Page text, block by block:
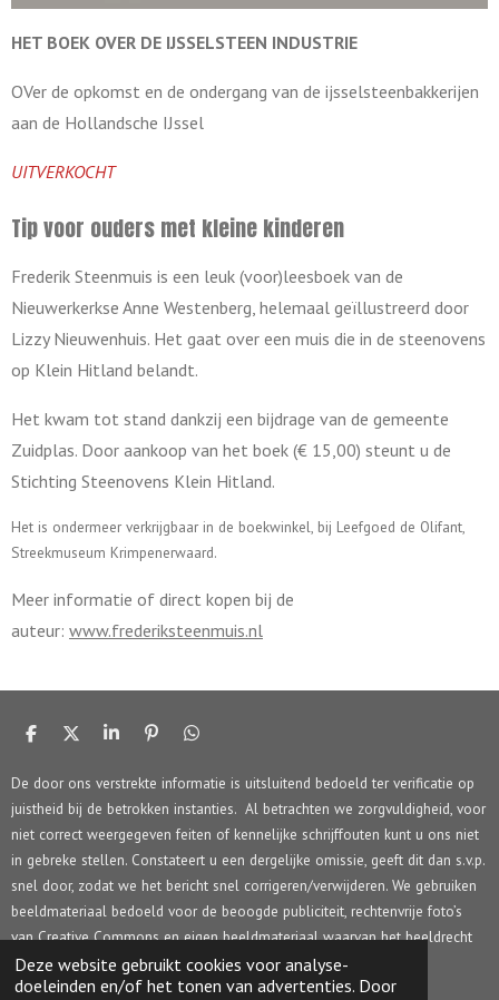
Deze website gebruikt cookies voor analyse-
doeleinden en/of het tonen van advertenties. Door
HET BOEK OVER DE IJSSELSTEEN INDUSTRIE
OVer de opkomst en de ondergang van de ijsselsteenbakkerijen
aan de Hollandsche IJssel
UITVERKOCHT
Tip voor ouders met kleine kinderen
Frederik Steenmuis is een leuk (voor)leesboek van de
Nieuwerkerkse Anne Westenberg, helemaal geïllustreerd door
Lizzy Nieuwenhuis. Het gaat over een muis die in de steenovens
op Klein Hitland belandt.
Het kwam tot stand dankzij een bijdrage van de gemeente
Zuidplas. Door aankoop van het boek (€ 15,00) steunt u de
Stichting Steenovens Klein Hitland.
Het is ondermeer verkrijgbaar in de boekwinkel, bij Leefgoed de Olifant,
Streekmuseum Krimpenerwaard.
Meer informatie of direct kopen bij de
auteur: www.frederiksteenmuis.nl
D
e
n
D
e
l
S
a
r
e
P
n
n
e
n
D
l
e
n
De door ons verstrekte informatie is uitsluitend bedoeld ter verificatie op
juistheid bij de betrokken instanties. Al betrachten we zorgvuldigheid, voor
niet correct weergegeven feiten of kennelijke schrijffouten kunt u ons niet
in gebreke stellen. Constateert u een dergelijke omissie, geeft dit dan s.v.p.
snel door, zodat we het bericht snel corrigeren/verwijderen. We gebruiken
beeldmateriaal bedoeld voor de beoogde publiciteit, rechtenvrije foto’s
van Creative Commons en eigen beeldmateriaal waarvan het beeldrecht
berust bij Rob Stolk Concepts.
© 2017 - 2026 HIJM.info